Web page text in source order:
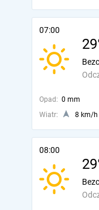
07:00
Opad: 0 mm
Wiatr:
8 km/h
08:00